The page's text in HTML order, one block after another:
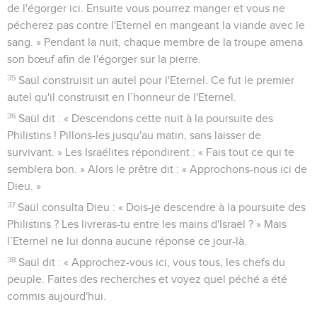
de l'égorger ici. Ensuite vous pourrez manger et vous ne
pécherez pas contre l'Eternel en mangeant la viande avec le
sang. » Pendant la nuit, chaque membre de la troupe amena
son bœuf afin de l'égorger sur la pierre.
35 Saül construisit un autel pour l'Eternel. Ce fut le premier
autel qu'il construisit en l’honneur de l'Eternel.
36 Saül dit : « Descendons cette nuit à la poursuite des
Philistins ! Pillons-les jusqu'au matin, sans laisser de
survivant. » Les Israélites répondirent : « Fais tout ce qui te
semblera bon. » Alors le prêtre dit : « Approchons-nous ici de
Dieu. »
37 Saül consulta Dieu : « Dois-je descendre à la poursuite des
Philistins ? Les livreras-tu entre les mains d'Israël ? » Mais
l’Eternel ne lui donna aucune réponse ce jour-là.
38 Saül dit : « Approchez-vous ici, vous tous, les chefs du
peuple. Faites des recherches et voyez quel péché a été
commis aujourd'hui.